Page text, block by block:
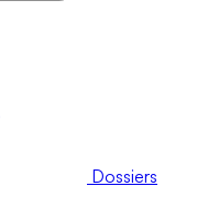
Dossiers